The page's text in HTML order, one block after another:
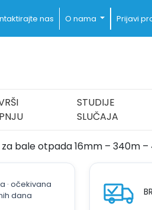
nas O nama Prijavi
STUDIJE
SLUČAJA
bale otpada 16mm – 340m
· očekivana
dana